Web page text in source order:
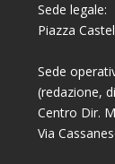
Sede legale:
Piazza
Sede
(redazione,
Centro Dir.
Via